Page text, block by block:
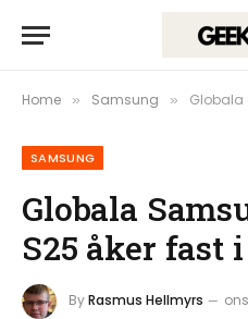
Home » Samsung » Globala
SAMSUNG
Globala
S25 åker fast
ByRasmus Hellmyrs